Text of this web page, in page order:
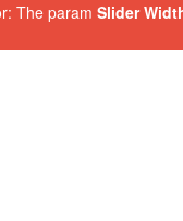
The param Slider